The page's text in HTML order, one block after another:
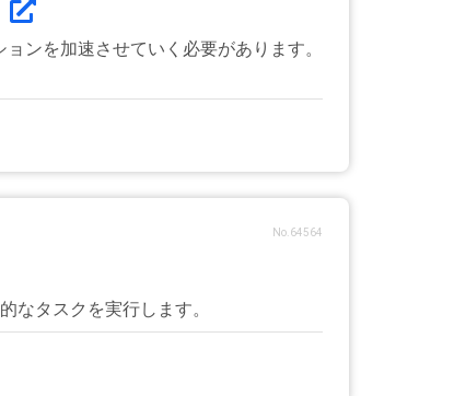
ンを加速させていく必要があります。
No.64564
なタスクを実行します。